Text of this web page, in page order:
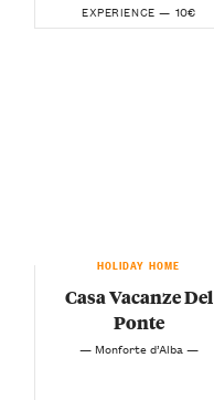
EXPERIENCE — 10€
HOLIDAY HOME
Casa Vacanze Del
Ponte
— Monforte d’Alba —